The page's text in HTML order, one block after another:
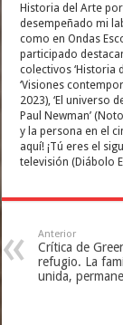
Historia del Arte
desempeñado mi
como en Ondas
participado
colectivos ‘Historia
‘Visiones
2023), ‘El universo
Paul Newman’
y la persona en el
aquí! ¡Tú eres el
televisión (Diábolo
Anterior
Crítica de
refugio. La
unida,